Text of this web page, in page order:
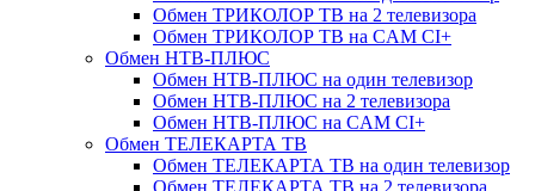
Обмен ТРИКОЛОР ТВ на 2 телевизора
Обмен ТРИКОЛОР ТВ на CAM CI+
Обмен НТВ-ПЛЮС
Обмен НТВ-ПЛЮС на один телевизор
Обмен НТВ-ПЛЮС на 2 телевизора
Обмен НТВ-ПЛЮС на CAM CI+
Обмен ТЕЛЕКАРТА ТВ
Обмен ТЕЛЕКАРТА ТВ на один телевизор
Обмен ТЕЛЕКАРТА ТВ на 2 телевизора